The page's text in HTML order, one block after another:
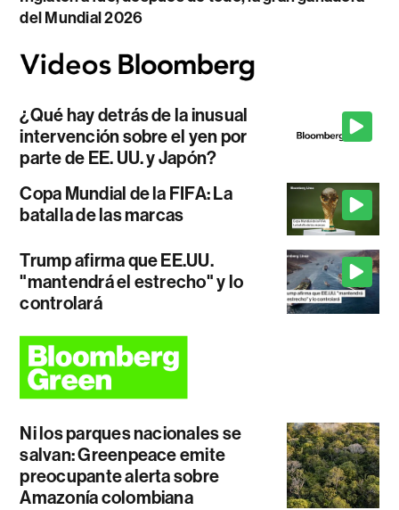
del Mundial 2026
¿Qué hay detrás de la inusual
intervención sobre el yen por
parte de EE. UU. y Japón?
Copa Mundial de la FIFA: La
batalla de las marcas
Trump afirma que EE.UU.
"mantendrá el estrecho" y lo
controlará
Ni los parques nacionales se
salvan: Greenpeace emite
preocupante alerta sobre
Amazonía colombiana